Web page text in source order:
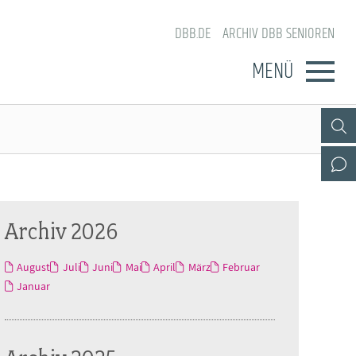
DBB.DE ARCHIV DBB SENIOREN
MENÜ
Archiv 2026
August Juli Juni Mai April März
Februar
Januar